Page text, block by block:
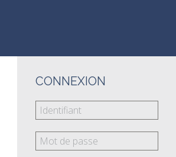
CONNEXION